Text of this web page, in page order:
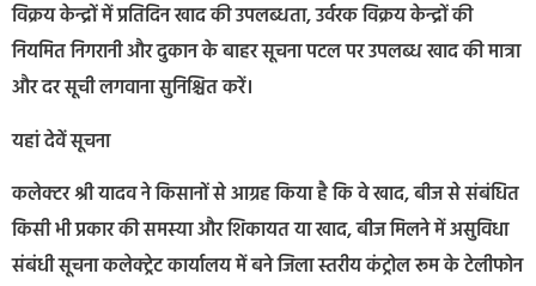
विक्रय केन्द्रों में प्रतिदिन खाद की उपलब्धता, उर्वरक विक्रय केन्द्रों की
नियमित निगरानी और दुकान के बाहर सूचना पटल पर उपलब्ध खाद की मात्रा
और दर सूची लगवाना सुनिश्चित करें।
यहां देवें सूचना
कलेक्टर श्री यादव ने किसानों से आग्रह किया है कि वे खाद, बीज से संबंधित
किसी भी प्रकार की समस्या और शिकायत या खाद, बीज मिलने में असुविधा
संबंधी सूचना कलेक्ट्रेट कार्यालय में बने जिला स्तरीय कंट्रोल रूम के टेलीफोन